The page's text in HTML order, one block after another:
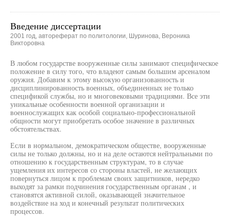
Введение диссертации
2001 год, автореферат по политологии, Шуринова, Вероника
Викторовна
В любом государстве вооруженные силы занимают специфическое
положение в силу того, что владеют самым большим арсеналом
оружия. Добавим к этому высокую организованность и
дисциплинированность военных, объединенных не только
спецификой службы, но и многовековыми традициями. Все эти
уникальные особенности военной организации и
военнослужащих как особой социально-профессиональной
общности могут приобретать особое значение в различных
обстоятельствах.
Если в нормальном, демократическом обществе, вооруженные
силы не только должны, но и на деле остаются нейтральными по
отношению к государственным структурам, то в случае
ущемления их интересов со стороны властей, не желающих
повернуться лицом к проблемам своих защитников, нередко
выходят за рамки подчинения государственным органам , и
становятся активной силой, оказывающей значительное
воздействие на ход и конечный результат политических
процессов.